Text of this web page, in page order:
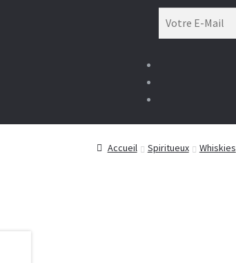
Accueil Spiritueux Whiskies